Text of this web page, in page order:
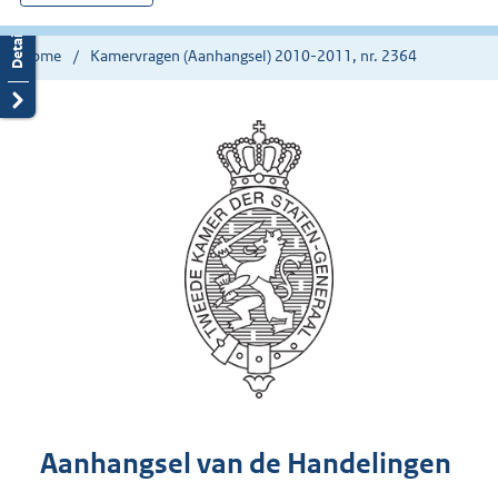
hier:
Home Kamervragen (Aanhangsel) 2010-2011, nr. 2364
Aanhangsel van de Handelingen